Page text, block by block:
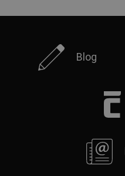
Blog